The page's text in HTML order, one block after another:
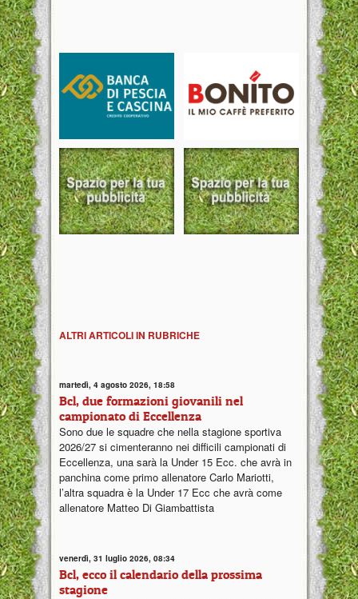
ALTRI ARTICOLI IN RUBRICHE
martedì, 4 agosto 2026, 18:58
Bcl, due formazioni giovanili nel
campionato di Eccellenza
Sono due le squadre che nella stagione sportiva
2026/27 si cimenteranno nei difficili campionati di
Eccellenza, una sarà la Under 15 Ecc. che avrà in
panchina come primo allenatore Carlo Mariotti,
l’altra squadra è la Under 17 Ecc che avrà come
allenatore Matteo Di Giambattista
venerdì, 31 luglio 2026, 08:34
Bcl, ecco il calendario della prossima
stagione